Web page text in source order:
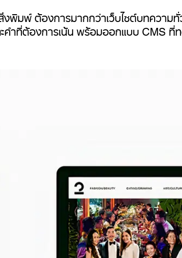
พิมพ์ ต้องการมากกว่าเว็บไซต์บทความ
คำที่ต้องการเน้น พร้อมออกแบบ CMS